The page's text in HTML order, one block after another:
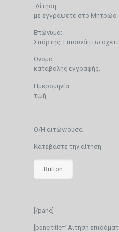
Αίτηση:
με εγγράψετε στο Μητρώο
Επώνυμο:
Σπάρτης. Επισυνάπτω
Όνομα:
καταβολής εγγραφής.
τιμή
Ο/Η αιτών/ούσα
Κατεβάστε την αίτηση
Button
[/pane]
[pane title=”Αίτηση